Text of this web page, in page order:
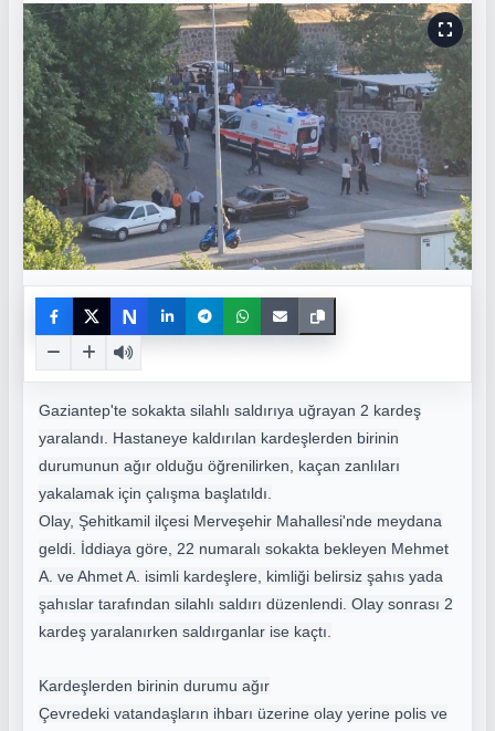
N
Gaziantep'te sokakta silahlı saldırıya uğrayan 2 kardeş
yaralandı. Hastaneye kaldırılan kardeşlerden birinin
durumunun ağır olduğu öğrenilirken, kaçan zanlıları
yakalamak için çalışma başlatıldı.
Olay, Şehitkamil ilçesi Merveşehir Mahallesi'nde meydana
geldi. İddiaya göre, 22 numaralı sokakta bekleyen Mehmet
A. ve Ahmet A. isimli kardeşlere, kimliği belirsiz şahıs yada
şahıslar tarafından silahlı saldırı düzenlendi. Olay sonrası 2
kardeş yaralanırken saldırganlar ise kaçtı.
Kardeşlerden birinin durumu ağır
Çevredeki vatandaşların ihbarı üzerine olay yerine polis ve